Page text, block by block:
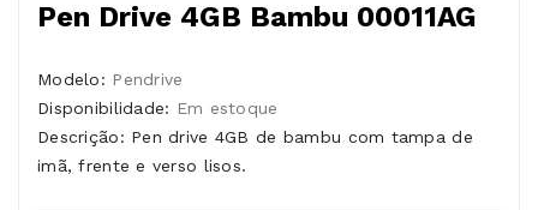
Pen Drive 4GB Bambu 00011AG
Modelo: Pendrive
Disponibilidade: Em estoque
Descrição: Pen drive 4GB de bambu com tampa de
imã, frente e verso lisos.